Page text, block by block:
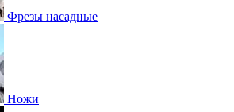
Фрезы насадные
Ножи